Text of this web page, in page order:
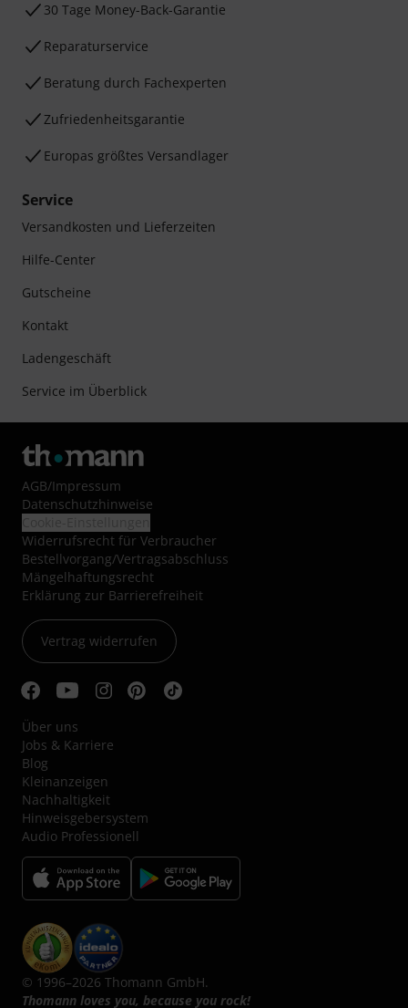
30 Tage Money-Back-Garantie
Reparaturservice
Beratung durch Fachexperten
Zufriedenheitsgarantie
Europas größtes Versandlager
Service
Versandkosten und Lieferzeiten
Hilfe-Center
Gutscheine
Kontakt
Ladengeschäft
Service im Überblick
AGB/Impressum
Datenschutzhinweise
Widerrufsrecht für Verbraucher
Bestellvorgang/Vertragsabschluss
Mängelhaftungsrecht
Erklärung zur Barrierefreiheit
Vertrag widerrufen
Über uns
Jobs & Karriere
Blog
Kleinanzeigen
Nachhaltigkeit
Hinweisgebersystem
Audio Professionell
© 1996–2026 Thomann GmbH.
Thomann loves you, because you rock!